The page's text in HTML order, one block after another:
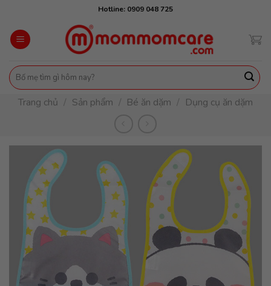
content
Hotline: 0909 048 725
Tìm
kiếm:
Trang chủ / Sản phẩm / Bé ăn dặm / Dụng cụ ăn dặm